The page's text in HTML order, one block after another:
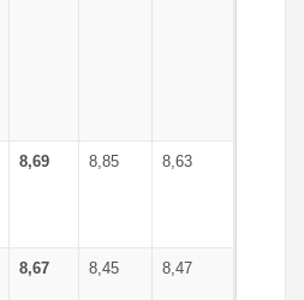
8,69 8,85 8,63
8,67 8,45 8,47